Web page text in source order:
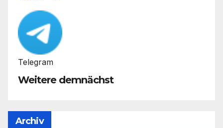
Telegram
Weitere demnächst
Archiv